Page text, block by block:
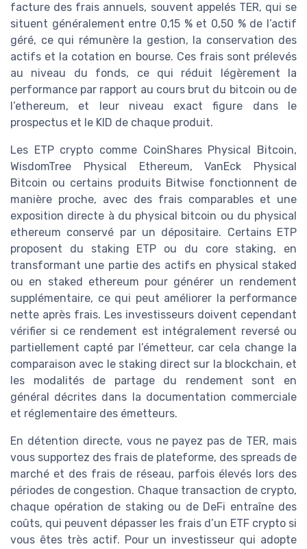
facture des frais annuels, souvent appelés TER, qui se
situent généralement entre 0,15 % et 0,50 % de l’actif
géré, ce qui rémunère la gestion, la conservation des
actifs et la cotation en bourse. Ces frais sont prélevés
au niveau du fonds, ce qui réduit légèrement la
performance par rapport au cours brut du bitcoin ou de
l’ethereum, et leur niveau exact figure dans le
prospectus et le KID de chaque produit.
Les ETP crypto comme CoinShares Physical Bitcoin,
WisdomTree Physical Ethereum, VanEck Physical
Bitcoin ou certains produits Bitwise fonctionnent de
manière proche, avec des frais comparables et une
exposition directe à du physical bitcoin ou du physical
ethereum conservé par un dépositaire. Certains ETP
proposent du staking ETP ou du core staking, en
transformant une partie des actifs en physical staked
ou en staked ethereum pour générer un rendement
supplémentaire, ce qui peut améliorer la performance
nette après frais. Les investisseurs doivent cependant
vérifier si ce rendement est intégralement reversé ou
partiellement capté par l’émetteur, car cela change la
comparaison avec le staking direct sur la blockchain, et
les modalités de partage du rendement sont en
général décrites dans la documentation commerciale
et réglementaire des émetteurs.
En détention directe, vous ne payez pas de TER, mais
vous supportez des frais de plateforme, des spreads de
marché et des frais de réseau, parfois élevés lors des
périodes de congestion. Chaque transaction de crypto,
chaque opération de staking ou de DeFi entraîne des
coûts, qui peuvent dépasser les frais d’un ETF crypto si
vous êtes très actif. Pour un investisseur qui adopte